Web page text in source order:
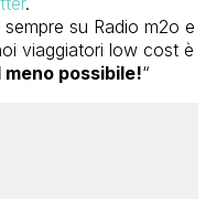
su Radio m2o e
viaggiatori low cost è
possibile!“